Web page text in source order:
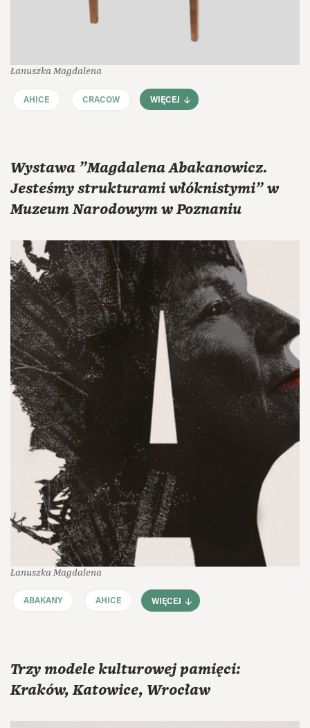
Łanuszka Magdalena
AHICE CRACOW WIĘCEJ
Wystawa "Magdalena Abakanowicz.
Jesteśmy strukturami włóknistymi" w
Muzeum Narodowym w Poznaniu
Łanuszka Magdalena
ABAKANY AHICE WIĘCEJ
Trzy modele kulturowej pamięci:
Kraków, Katowice, Wrocław